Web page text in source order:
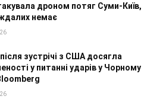
дроном потяг Суми-Київ,
немає
після зустрічі з США досягла
у питанні ударів у Чорному